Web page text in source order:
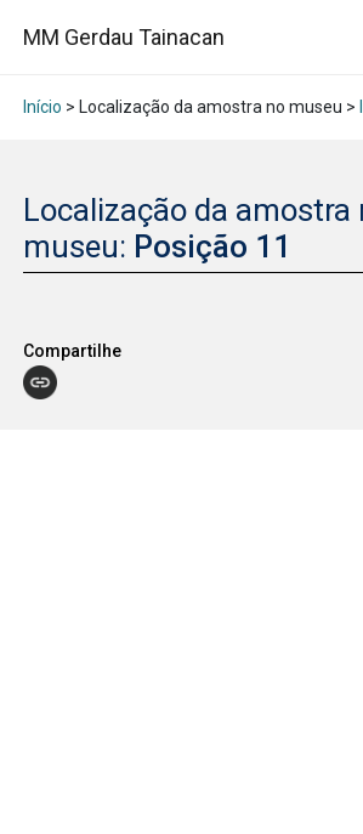
MM Gerdau Tainacan
Início > Localização da amostra no museu >
Localização da amostra
museu: Posição 11
Compartilhe